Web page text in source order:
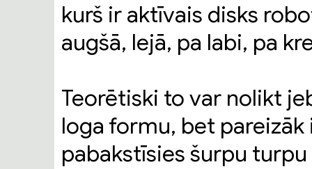
kurš ir aktīvais disks
augšā, lejā, pa labi, pa
Teorētiski to var nolikt
loga formu, bet
pabakstīsies šurpu